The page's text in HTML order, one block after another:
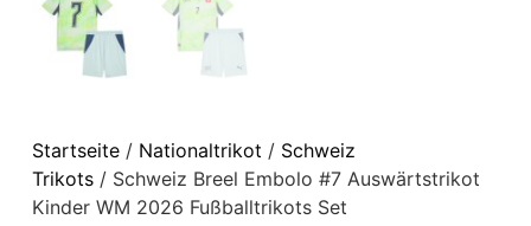
Startseite/ Nationaltrikot / Schweiz
Trikots/ Schweiz Breel Embolo #7 Auswärtstrikot
Kinder WM 2026 Fußballtrikots Set